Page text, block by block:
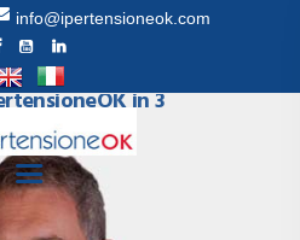
info@ipertensioneok.com
pressione alta con il
in 3